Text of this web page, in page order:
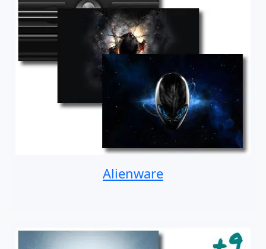
Alienware